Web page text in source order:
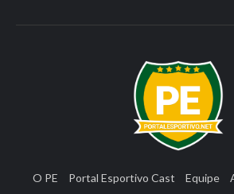
O PE Portal Esportivo Cast Equipe